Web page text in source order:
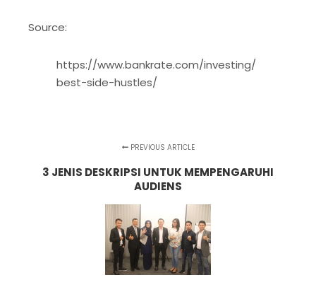
Source:
https://www.bankrate.com/investing/
best-side-hustles/
PREVIOUS ARTICLE
3 JENIS DESKRIPSI UNTUK MEMPENGARUHI
AUDIENS